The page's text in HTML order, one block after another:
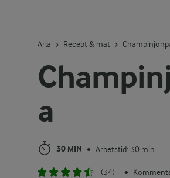
a
30 MIN • Arbetstid: 30 min
(34) •
Arla Recept & mat